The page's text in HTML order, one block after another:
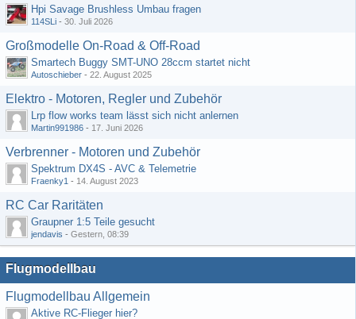
Hpi Savage Brushless Umbau fragen
114SLi - 30. Juli 2026
Großmodelle On-Road & Off-Road
Smartech Buggy SMT-UNO 28ccm startet nicht
Autoschieber - 22. August 2025
Elektro - Motoren, Regler und Zubehör
Lrp flow works team lässt sich nicht anlernen
Martin991986 - 17. Juni 2026
Verbrenner - Motoren und Zubehör
Spektrum DX4S - AVC & Telemetrie
Fraenky1 - 14. August 2023
RC Car Raritäten
Graupner 1:5 Teile gesucht
jendavis - Gestern, 08:39
Flugmodellbau
Flugmodellbau Allgemein
Aktive RC-Flieger hier?